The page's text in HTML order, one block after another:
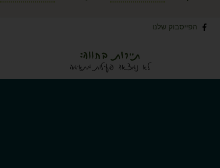
הפייסבוק שלנו
תיירות בחווה:
לא נמצאה פעילות מתאימה